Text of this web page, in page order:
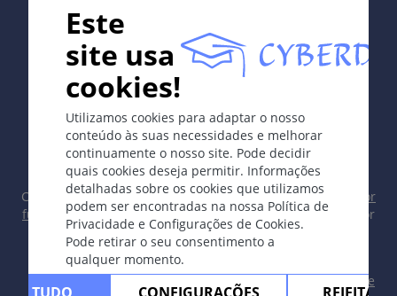
Etologia e Patogénese
Agente causador -> Pityrosporum ovale (ubíquo).
Fatores predisponentes: sudação, seborréia e
outros aspectos do hospedeiro.
Os sintomas
Quadro variável; diversos tipos clínicos:
Tipo hiperpigmentado: lesões amarelo-
castanhas pequenas disseminadas, descamação
fina,quando raspadas com lâmina. Às vezes,
prurido leve.
Tipo despigmentado (pityriasis versicolor alba):
Este
site usa
cookies!
Utilizamos cookies para adaptar o nosso
conteúdo às suas necessidades e melhorar
continuamente o nosso site. Pode decidir
quais cookies deseja permitir. Informações
detalhadas sobre os cookies que utilizamos
podem ser encontradas na nossa Política de
Privacidade e Configurações de Cookies.
Pode retirar o seu consentimento a
qualquer momento.
In collaboration with Erasmus+ hEduLearnIt editorial
group
Copyright © 2003-2026 CYBERDERM Grupo Editorial -
Editor
fundador Guenter Burg, M.D.- Conceito e Coordenação por
Vahid Djamei, Zurique
All rights reserved.
Contacto|Impreso|Apoiado por|Política de